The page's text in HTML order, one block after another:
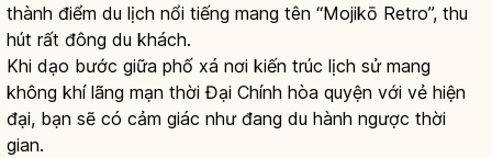
thành điểm du lịch nổi tiếng mang tên “Mojikō Retro”, thu
hút rất đông du khách.
Khi dạo bước giữa phố xá nơi kiến trúc lịch sử mang
không khí lãng mạn thời Đại Chính hòa quyện với vẻ hiện
đại, bạn sẽ có cảm giác như đang du hành ngược thời
gian.